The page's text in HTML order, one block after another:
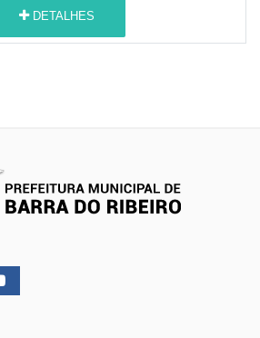
DETALHES